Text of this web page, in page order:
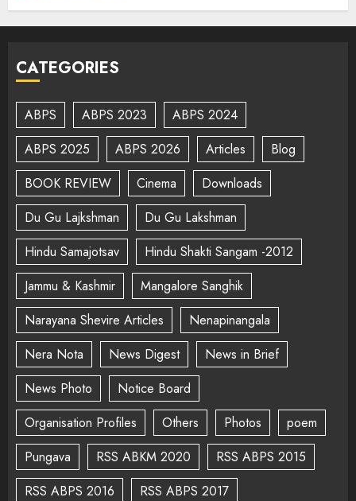
CATEGORIES
ABPS ABPS 2023
ABPS 2024
ABPS 2025
ABPS 2026 Articles
Blog
BOOK REVIEW
Cinema
Downloads
Du Gu Lajkshman
Du Gu Lakshman
Hindu Samajotsav
Hindu Shakti Sangam -2012
Jammu & Kashmir
Mangalore Sanghik
Narayana Shevire Articles
Nenapinangala
Nera Nota
News Digest
News in Brief
News Photo
Notice Board
Organisation Profiles
Others Photos
poem
Pungava
RSS ABKM 2020
RSS ABPS 2015
RSS ABPS 2016
RSS ABPS 2017